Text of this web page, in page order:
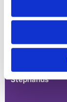
14165 Berlin
030 815 45 54
Stephanus